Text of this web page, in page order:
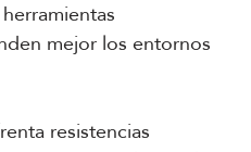
mejor los entornos
resistencias